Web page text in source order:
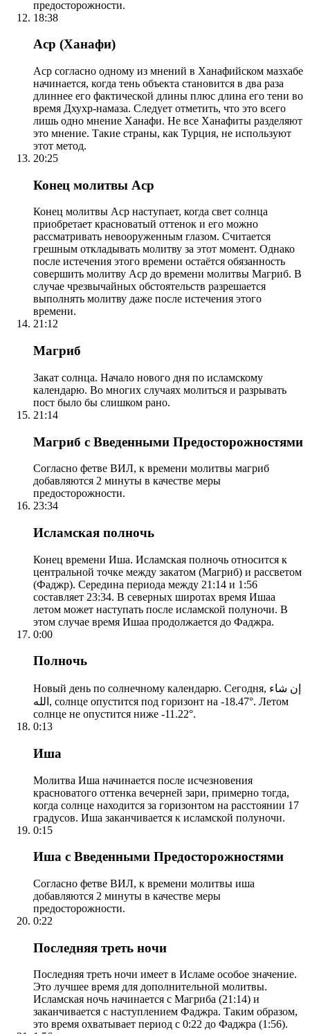
предосторожности.
18:38
Аср (Ханафи)
Аср согласно одному из мнений в Ханафийском мазхабе
начинается, когда тень объекта становится в два раза
длиннее его фактической длины плюс длина его тени во
время Дхухр-намаза. Следует отметить, что это всего
лишь одно мнение Ханафи. Не все Ханафиты разделяют
это мнение. Такие страны, как Турция, не используют
этот метод.
20:25
Конец молитвы Аср
Конец молитвы Аср наступает, когда свет солнца
приобретает красноватый оттенок и его можно
рассматривать невооруженным глазом. Считается
грешным откладывать молитву за этот момент. Однако
после истечения этого времени остаётся обязанность
совершить молитву Аср до времени молитвы Магриб. В
случае чрезвычайных обстоятельств разрешается
выполнять молитву даже после истечения этого
времени.
21:12
Магриб
Закат солнца. Начало нового дня по исламскому
календарю. Во многих случаях молиться и разрывать
пост было бы слишком рано.
21:14
Магриб с Введенными Предосторожностями
Согласно фетве ВИЛ, к времени молитвы магриб
добавляются 2 минуты в качестве меры
предосторожности.
23:34
Исламская полночь
Конец времени Иша. Исламская полночь относится к
центральной точке между закатом (Магриб) и рассветом
(Фаджр). Середина периода между 21:14 и 1:56
составляет 23:34. В северных широтах время Ишаа
летом может наступать после исламской полуночи. В
этом случае время Ишаа продолжается до Фаджра.
0:00
Полночь
Новый день по солнечному календарю. Сегодня, إن شاء
الله, солнце опустится под горизонт на -18.47°. Летом
солнце не опустится ниже -11.22°.
0:13
Иша
Молитва Иша начинается после исчезновения
красноватого оттенка вечерней зари, примерно тогда,
когда солнце находится за горизонтом на расстоянии 17
градусов. Иша заканчивается к исламской полуночи.
0:15
Иша с Введенными Предосторожностями
Согласно фетве ВИЛ, к времени молитвы иша
добавляются 2 минуты в качестве меры
предосторожности.
0:22
Последняя треть ночи
Последняя треть ночи имеет в Исламе особое значение.
Это лучшее время для дополнительной молитвы.
Исламская ночь начинается с Магриба (21:14) и
заканчивается с наступлением Фаджра. Таким образом,
это время охватывает период с 0:22 до Фаджра (1:56).